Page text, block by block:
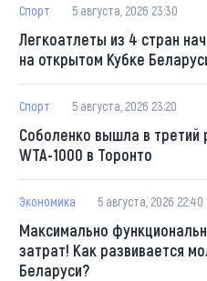
Спорт 5 августа, 2026 23:30
Легкоатлеты из 4 стран
на открытом Кубке
Спорт 5 августа, 2026 23:20
Соболенко вышла в третий
WTA-1000 в Торонто
Экономика 5 августа, 2026 22:40
Максимально
затрат! Как развивается
Беларуси?